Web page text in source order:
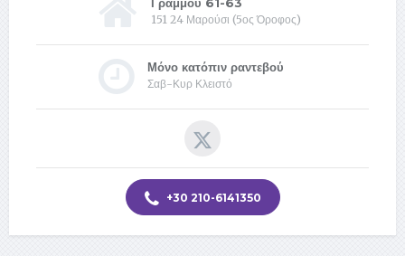
Γράμμου 61-63
151 24 Μαρούσι (5ος Όροφος)
Μόνο κατόπιν ραντεβού
Σαβ-Κυρ Κλειστό
+30 210-6141350